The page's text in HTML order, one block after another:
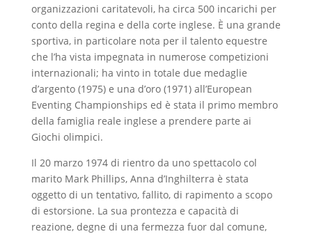
organizzazioni caritatevoli, ha circa 500 incarichi per
conto della regina e della corte inglese. È una grande
sportiva, in particolare nota per il talento equestre
che l’ha vista impegnata in numerose competizioni
internazionali; ha vinto in totale due medaglie
d’argento (1975) e una d’oro (1971) all’European
Eventing Championships ed è stata il primo membro
della famiglia reale inglese a prendere parte ai
Giochi olimpici.
Il 20 marzo 1974 di rientro da uno spettacolo col
marito Mark Phillips, Anna d’Inghilterra è stata
oggetto di un tentativo, fallito, di rapimento a scopo
di estorsione. La sua prontezza e capacità di
reazione, degne di una fermezza fuor dal comune,